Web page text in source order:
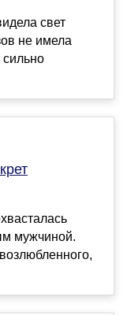
свет
не имела
сильно
мужчиной.